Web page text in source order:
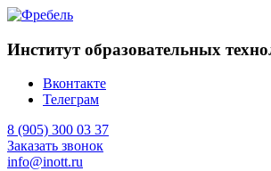
Институт образовательных
Вконтакте
Телеграм
8 (905) 300 03 37
Заказать звонок
info@inott.ru